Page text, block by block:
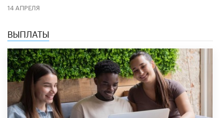
14 АПРЕЛЯ
ВЫПЛАТЫ